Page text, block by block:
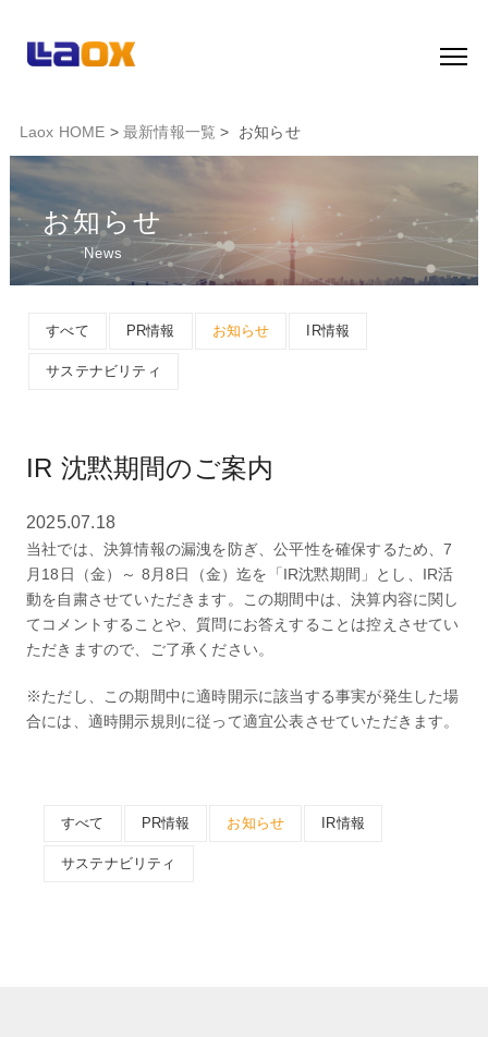
Laox HOME > 最新情報一覧 > お知らせ
お知らせ
News
すべて PR情報 お知らせ IR情報
サステナビリティ
IR 沈黙期間のご案内
2025.07.18
当社では、決算情報の漏洩を防ぎ、公平性を確保するため、7
月18日（金）～ 8月8日（金）迄を「IR沈黙期間」とし、IR活
動を自粛させていただきます。この期間中は、決算内容に関し
てコメントすることや、質問にお答えすることは控えさせてい
ただきますので、ご了承ください。
※ただし、この期間中に適時開示に該当する事実が発生した場
合には、適時開示規則に従って適宜公表させていただきます。
すべて PR情報 お知らせ IR情報
サステナビリティ